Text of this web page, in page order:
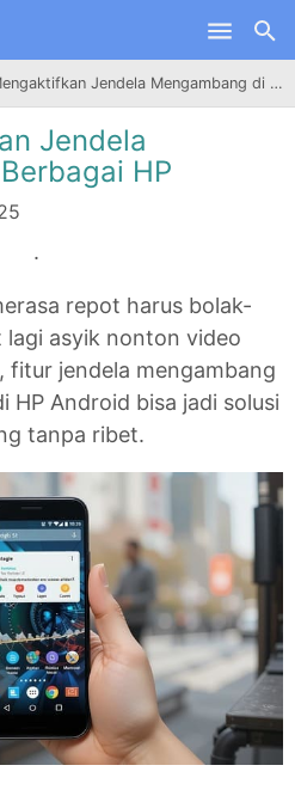
content
Jendela Mengambang di Berbagai HP
Jendela
HP
.
repot harus bolak-
lagi asyik nonton video
fitur jendela mengambang
Android bisa jadi solusi
tanpa ribet.